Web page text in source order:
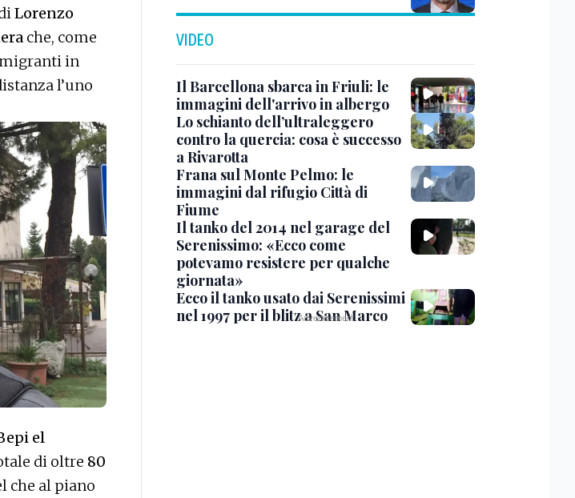
Lorenzo
che, come
migranti in
l’uno
el
di oltre 80
che al piano
VIDEO
Il Barcellona sbarca in Friuli: le
immagini dell'arrivo in albergo
Lo schianto dell’ultraleggero
contro la quercia: cosa è successo
a Rivarotta
Frana sul Monte Pelmo: le
immagini dal rifugio Città di
Fiume
Il tanko del 2014 nel garage del
Serenissimo: «Ecco come
potevamo resistere per qualche
giornata»
Ecco il tanko usato dai Serenissimi
nel 1997 per il blitz a San Marco